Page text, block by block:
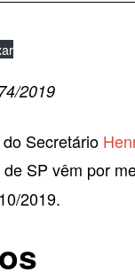
2019
Secretário
SP vêm por
2019.